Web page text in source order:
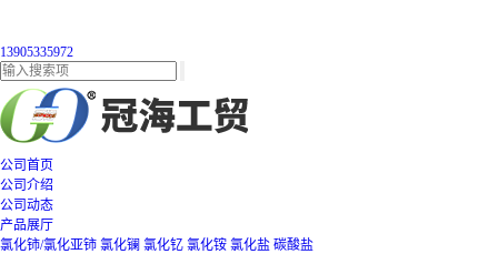
13905335972
公司首页
公司介绍
公司动态
产品展厅
氯化铈/氯化亚铈 氯化镧 氯化钇 氯化铵 氯化盐 碳酸盐